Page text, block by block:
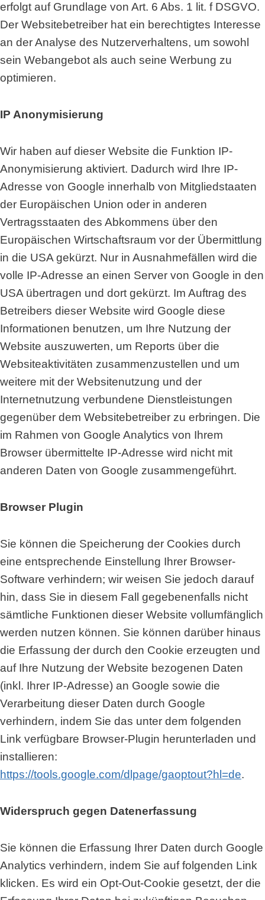
erfolgt auf Grundlage von Art. 6 Abs. 1 lit. f DSGVO.
Der Websitebetreiber hat ein berechtigtes Interesse
an der Analyse des Nutzerverhaltens, um sowohl
sein Webangebot als auch seine Werbung zu
optimieren.
IP Anonymisierung
Wir haben auf dieser Website die Funktion IP-
Anonymisierung aktiviert. Dadurch wird Ihre IP-
Adresse von Google innerhalb von Mitgliedstaaten
der Europäischen Union oder in anderen
Vertragsstaaten des Abkommens über den
Europäischen Wirtschaftsraum vor der Übermittlung
in die USA gekürzt. Nur in Ausnahmefällen wird die
volle IP-Adresse an einen Server von Google in den
USA übertragen und dort gekürzt. Im Auftrag des
Betreibers dieser Website wird Google diese
Informationen benutzen, um Ihre Nutzung der
Website auszuwerten, um Reports über die
Websiteaktivitäten zusammenzustellen und um
weitere mit der Websitenutzung und der
Internetnutzung verbundene Dienstleistungen
gegenüber dem Websitebetreiber zu erbringen. Die
im Rahmen von Google Analytics von Ihrem
Browser übermittelte IP-Adresse wird nicht mit
anderen Daten von Google zusammengeführt.
Browser Plugin
Sie können die Speicherung der Cookies durch
eine entsprechende Einstellung Ihrer Browser-
Software verhindern; wir weisen Sie jedoch darauf
hin, dass Sie in diesem Fall gegebenenfalls nicht
sämtliche Funktionen dieser Website vollumfänglich
werden nutzen können. Sie können darüber hinaus
die Erfassung der durch den Cookie erzeugten und
auf Ihre Nutzung der Website bezogenen Daten
(inkl. Ihrer IP-Adresse) an Google sowie die
Verarbeitung dieser Daten durch Google
verhindern, indem Sie das unter dem folgenden
Link verfügbare Browser-Plugin herunterladen und
installieren:
https://tools.google.com/dlpage/gaoptout?hl=de.
Widerspruch gegen Datenerfassung
Sie können die Erfassung Ihrer Daten durch Google
Analytics verhindern, indem Sie auf folgenden Link
klicken. Es wird ein Opt-Out-Cookie gesetzt, der die